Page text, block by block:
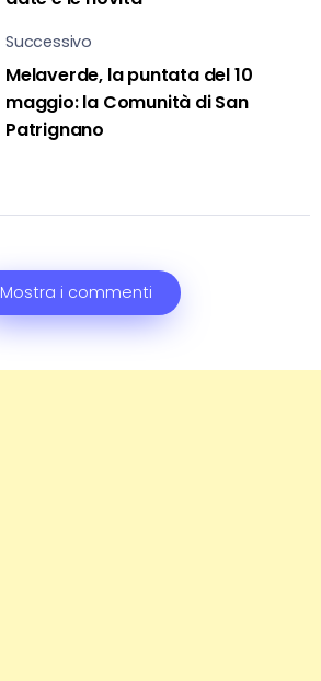
Successivo
Melaverde, la puntata del 10
maggio: la Comunità di San
Patrignano
Mostra i commenti